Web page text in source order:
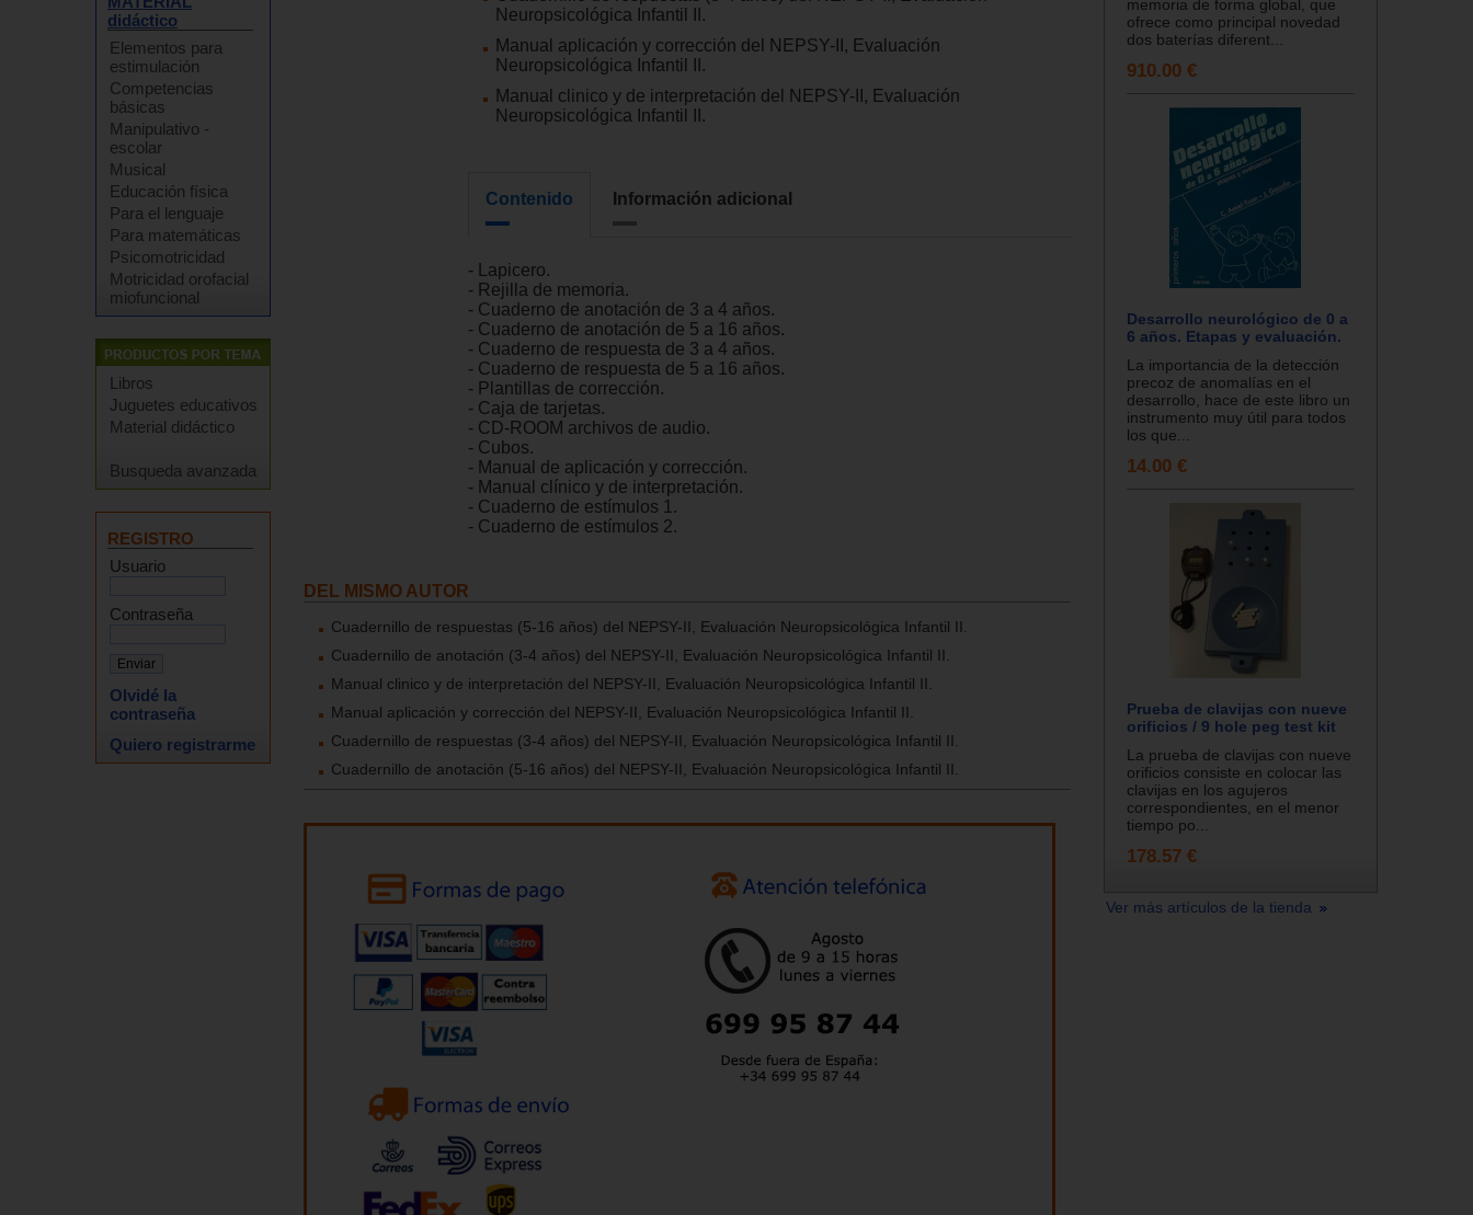
didáctico
Elementos para
estimulación
Competencias
básicas
Manipulativo -
escolar
Musical
Educación física
Para el lenguaje
Para matemáticas
Psicomotricidad
Motricidad orofacial
miofuncional
Libros
Juguetes educativos
Material didáctico
Busqueda avanzada
REGISTRO
Usuario
Contraseña
Olvidé la
contraseña
Quiero registrarme
Neuropsicológica Infantil II.
Manual aplicación y corrección del NEPSY-II, Evaluación
Neuropsicológica Infantil II.
Manual clinico y de interpretación del NEPSY-II, Evaluación
Neuropsicológica Infantil II.
Contenido Información adicional
- Lapicero.
- Rejilla de memoria.
- Cuaderno de anotación de 3 a 4 años.
- Cuaderno de anotación de 5 a 16 años.
- Cuaderno de respuesta de 3 a 4 años.
- Cuaderno de respuesta de 5 a 16 años.
- Plantillas de corrección.
- Caja de tarjetas.
- CD-ROOM archivos de audio.
- Cubos.
- Manual de aplicación y corrección.
- Manual clínico y de interpretación.
- Cuaderno de estímulos 1.
- Cuaderno de estímulos 2.
DEL MISMO AUTOR
Cuadernillo de respuestas (5-16 años) del NEPSY-II, Evaluación Neuropsicológica Infantil II.
Cuadernillo de anotación (3-4 años) del NEPSY-II, Evaluación Neuropsicológica Infantil II.
Manual clinico y de interpretación del NEPSY-II, Evaluación Neuropsicológica Infantil II.
Manual aplicación y corrección del NEPSY-II, Evaluación Neuropsicológica Infantil II.
Cuadernillo de respuestas (3-4 años) del NEPSY-II, Evaluación Neuropsicológica Infantil II.
Cuadernillo de anotación (5-16 años) del NEPSY-II, Evaluación Neuropsicológica Infantil II.
memoria de forma global, que
ofrece como principal novedad
dos baterías diferent...
910.00 €
Desarrollo neurológico de 0 a
6 años. Etapas y evaluación.
La importancia de la detección
precoz de anomalías en el
desarrollo, hace de este libro un
instrumento muy útil para todos
los que...
14.00 €
Prueba de clavijas con nueve
orificios / 9 hole peg test kit
La prueba de clavijas con nueve
orificios consiste en colocar las
clavijas en los agujeros
correspondientes, en el menor
tiempo po...
178.57 €
Ver más artículos de la tienda